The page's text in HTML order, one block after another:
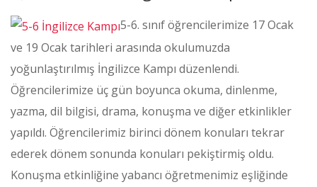
5-6. sınıf öğrencilerimize 17 Ocak
ve 19 Ocak tarihleri arasında okulumuzda
yoğunlaştırılmış İngilizce Kampı düzenlendi.
Öğrencilerimize üç gün boyunca okuma, dinlenme,
yazma, dil bilgisi, drama, konuşma ve diğer etkinlikler
yapıldı. Öğrencilerimiz birinci dönem konuları tekrar
ederek dönem sonunda konuları pekiştirmiş oldu.
Konuşma etkinliğine yabancı öğretmenimiz eşliğinde